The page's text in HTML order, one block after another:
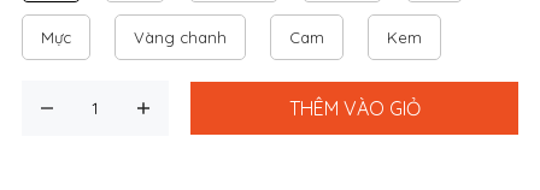
THÊM VÀO GIỎ
Mực Vàng chanh Cam Kem